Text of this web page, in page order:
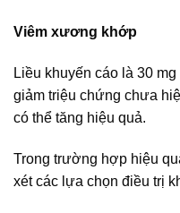
Viêm xương khớp
Liều khuyến cáo là 30
giảm triệu chứng chưa
có thể tăng hiệu quả.
Trong trường hợp hiệu
xét các lựa chọn điều trị